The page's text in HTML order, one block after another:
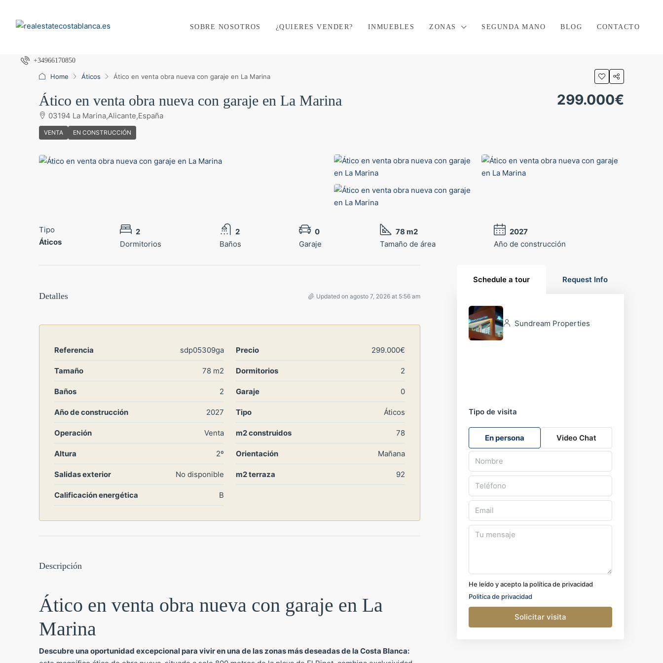
SOBRE NOSOTROS ¿QUIERES VENDER? INMUEBLES ZONAS SEGUNDA MANO BLOG CONTACTO
+34966170850
Home Áticos Ático en venta obra nueva con garaje en La Marina
Ático en venta obra nueva con garaje en La Marina
03194 La Marina,Alicante,España
VENTA EN CONSTRUCCIÓN
299.000€
Tipo
Áticos
2
Dormitorios
2
Baños
0
Garaje
78 m2
Tamaño de área
2027
Año de construcción
Detalles Updated on agosto 7, 2026 at 5:56 am
Referencia sdp05309ga Precio 299.000€
Tamaño 78 m2 Dormitorios 2
Baños 2 Garaje 0
Año de construcción 2027 Tipo Áticos
Operación Venta m2 construidos 78
Altura 2º Orientación Mañana
Salidas exterior No disponible m2 terraza 92
Calificación energética B
Descripción
Ático en venta obra nueva con garaje en La
Marina
Descubre una oportunidad excepcional para vivir en una de las zonas más deseadas de la Costa Blanca:
Schedule a tour Request Info
Sundream Properties
Tipo de visita
En persona Video Chat
He leído y acepto la política de privacidad
Politica de privacidad
Solicitar visita